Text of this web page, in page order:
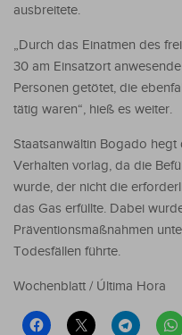
ausbreitete.
„Durch das Einatmen des
30 am Einsatzort
Personen getötet, die
tätig waren“, hieß es weiter.
Staatsanwältin Bogado hegt
Verhalten vorlag, da die
wurde, der nicht die
das Gas erfüllte. Dabei
Präventionsmaßnahmen
Todesfällen führte.
Wochenblatt / Última Hora